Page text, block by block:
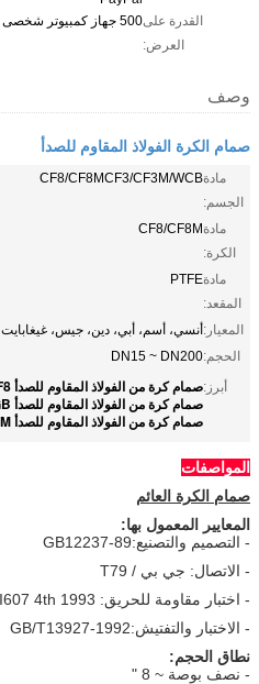
القدرة على
العرض:
500 جهاز كمبيوتر شخصى / الاثنين
وصف
صمام الكرة الفولاذ المقاوم للصدأ
مادة
الجسم:
CF8/CF8MCF3/CF3M/WCB
مادة
الكرة:
CF8/CF8M
مادة
المقعد:
PTFE
المعيار:أنسي، أسم، أبي، دين، جيس، غيغابايت
الحجم:DN15 ~ DN200
أبرز:صمام كرة من الفولاذ المقاوم للصدأ CF8
صمام كرة من الفولاذ المقاوم للصدأ GB
صمام كرة من الفولاذ المقاوم للصدأ CF8M
المواصفات
صمام الكرة العائم
المعايير المعمول بها:
- التصميم والتصنيع:GB12237-89
- الاتصال: جي بي / T79
- اختبار مقاومة للحريق: API607 4th 1993
- الاختبار والتفتيش:GB/T13927-1992
نطاق الحجم:
- نصف بوصة ~ 8 "